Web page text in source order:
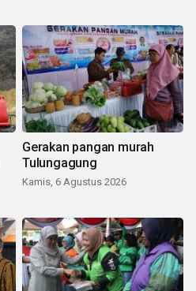
Gerakan pangan murah
Tulungagung
Kamis, 6 Agustus 2026